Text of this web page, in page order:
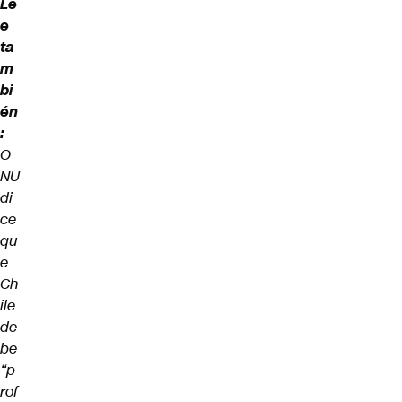
e
ta
m
bi
én
:
O
NU
di
ce
qu
e
Ch
ile
de
be
“p
rof